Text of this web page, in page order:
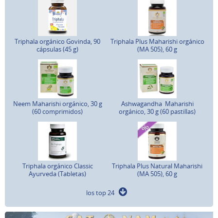
Triphala orgánico Govinda, 90
cápsulas (45 g)
Triphala Plus Maharishi orgánico
(MA 505), 60 g
Neem Maharishi orgánico, 30 g
(60 comprimidos)
Ashwagandha Maharishi
orgánico, 30 g (60 pastillas)
Triphala orgánico Classic
Ayurveda (Tabletas)
Triphala Plus Natural Maharishi
(MA 505), 60 g
los top 24